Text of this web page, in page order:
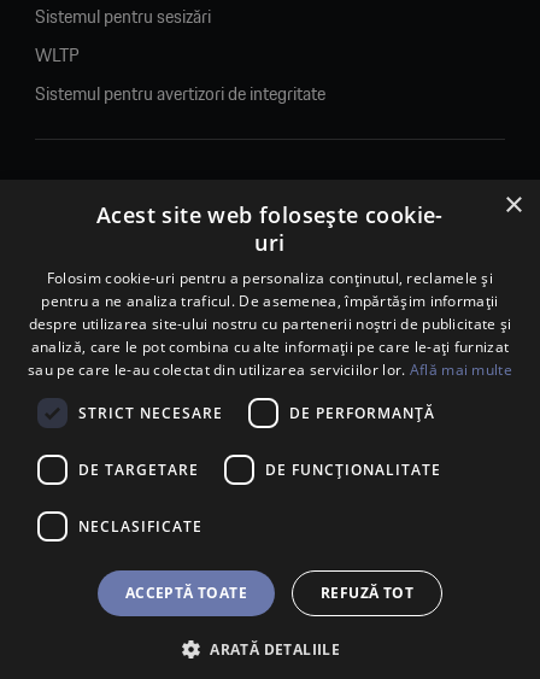
Sistemul pentru sesizări
WLTP
Sistemul pentru avertizori de integritate
© 2026. Porsche Inter Auto Romania. Toate drepturile rezervate.
Porsche Inter Auto Romania SRL
RO22188461 J2007002067233
B-dul Pipera, nr. 2, Sala 1, Etaj 2, Voluntari, jud.Ilfov - sediu
social
B-dul Pipera, nr. 1/X, Centrul Porsche București – PCB,
Voluntari, jud. Ilfov – punct de lucru
Calea Lugojului, nr. 136, loc. Ghiroda, jud. Timiș – punct de
×
Acest site web folosește cookie-
uri
Folosim cookie-uri pentru a personaliza conținutul, reclamele și
pentru a ne analiza traficul. De asemenea, împărtășim informații
despre utilizarea site-ului nostru cu partenerii noștri de publicitate și
analiză, care le pot combina cu alte informații pe care le-ați furnizat
sau pe care le-au colectat din utilizarea serviciilor lor. Află mai multe
STRICT NECESARE DE PERFORMANȚĂ
DE TARGETARE DE FUNCŢIONALITATE
NECLASIFICATE
ACCEPTĂ TOATE REFUZĂ TOT
ARATĂ DETALIILE